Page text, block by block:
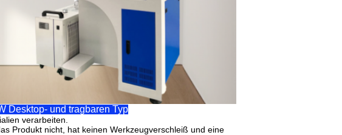
Desktop- und tragbaren Typ
verarbeiten.
Produkt nicht, hat keinen Werkzeugverschleiß und eine